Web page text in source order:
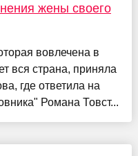
жены своего
вовлечена в
вся страна, приняла
где ответила на
Романа Товст...